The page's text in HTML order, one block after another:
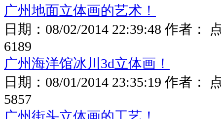
广州地面立体画的艺术！
日期： 08/02/2014 22:39:48 作者：
6189
广州海洋馆冰川3d立体画！
日期： 08/01/2014 23:35:19 作者：
5857